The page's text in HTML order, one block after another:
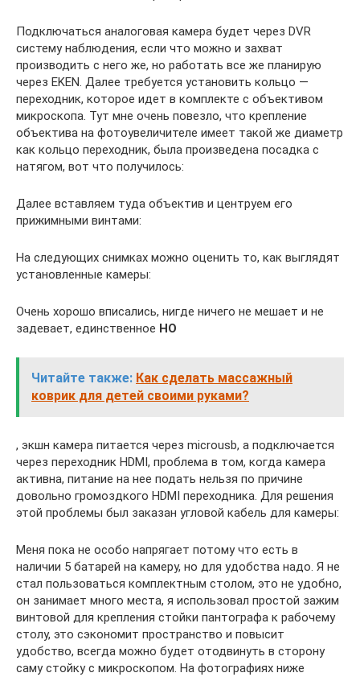
Подключаться аналоговая камера будет через DVR
систему наблюдения, если что можно и захват
производить с него же, но работать все же планирую
через EKEN. Далее требуется установить кольцо —
переходник, которое идет в комплекте с объективом
микроскопа. Тут мне очень повезло, что крепление
объектива на фотоувеличителе имеет такой же диаметр
как кольцо переходник, была произведена посадка с
натягом, вот что получилось:
Далее вставляем туда объектив и центруем его
прижимными винтами:
На следующих снимках можно оценить то, как выглядят
установленные камеры:
Очень хорошо вписались, нигде ничего не мешает и не
задевает, единственное НО
Читайте также: Как сделать массажный
коврик для детей своими руками?
, экшн камера питается через microusb, а подключается
через переходник HDMI, проблема в том, когда камера
активна, питание на нее подать нельзя по причине
довольно громоздкого HDMI переходника. Для решения
этой проблемы был заказан угловой кабель для камеры:
Меня пока не особо напрягает потому что есть в
наличии 5 батарей на камеру, но для удобства надо. Я не
стал пользоваться комплектным столом, это не удобно,
он занимает много места, я использовал простой зажим
винтовой для крепления стойки пантографа к рабочему
столу, это сэкономит пространство и повысит
удобство, всегда можно будет отодвинуть в сторону
саму стойку с микроскопом. На фотографиях ниже